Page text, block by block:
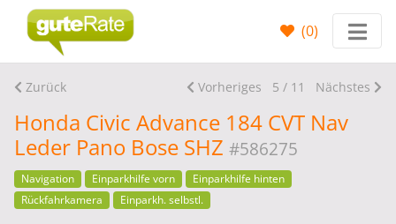
(0)
Zurück Vorheriges 5 / 11 Nächstes
Honda Civic Advance 184 CVT Nav
Leder Pano Bose SHZ #586275
Navigation Einparkhilfe vorn
Einparkhilfe hinten
Rückfahrkamera
Einparkh. selbstl.